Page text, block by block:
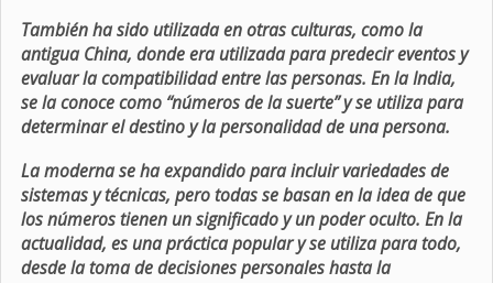
También ha sido utilizada en otras culturas, como la
antigua China, donde era utilizada para predecir eventos y
evaluar la compatibilidad entre las personas. En la India,
se la conoce como “números de la suerte” y se utiliza para
determinar el destino y la personalidad de una persona.
La moderna se ha expandido para incluir variedades de
sistemas y técnicas, pero todas se basan en la idea de que
los números tienen un significado y un poder oculto. En la
actualidad, es una práctica popular y se utiliza para todo,
desde la toma de decisiones personales hasta la